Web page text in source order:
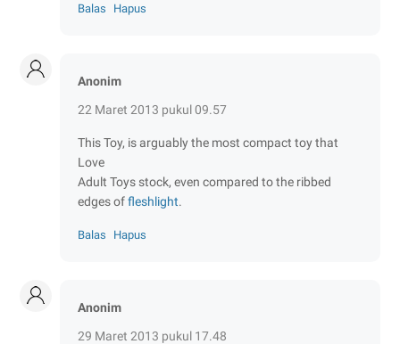
Balas Hapus
Anonim
22 Maret 2013 pukul 09.57
This Toy, is arguably the most compact toy that
Love
Adult Toys stock, even compared to the ribbed
edges offleshlight.
Balas Hapus
Anonim
29 Maret 2013 pukul 17.48